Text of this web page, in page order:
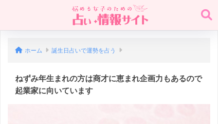
ホーム 誕生日占いで運勢を占う
ねずみ年生まれの方は商才に恵まれ企画力もあるので
起業家に向いています